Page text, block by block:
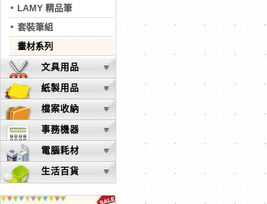
LAMY 精品筆
套裝筆組
畫材系列
文具用品
紙製用品
檔案收納
事務機器
電腦耗材
生活百貨